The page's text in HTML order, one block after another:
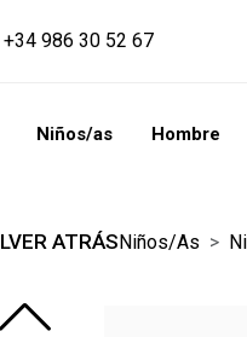
+34 986 30 52 67
Niños/as Hombre
ATRÁSNiños/as